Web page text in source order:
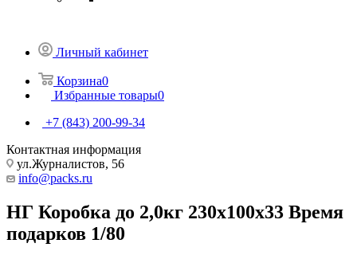
Личный кабинет
Корзина0
Избранные товары0
+7 (843) 200-99-34
Контактная информация
ул.Журналистов, 56
info@packs.ru
НГ Коробка до 2,0кг 230х100х33 Время
подарков 1/80